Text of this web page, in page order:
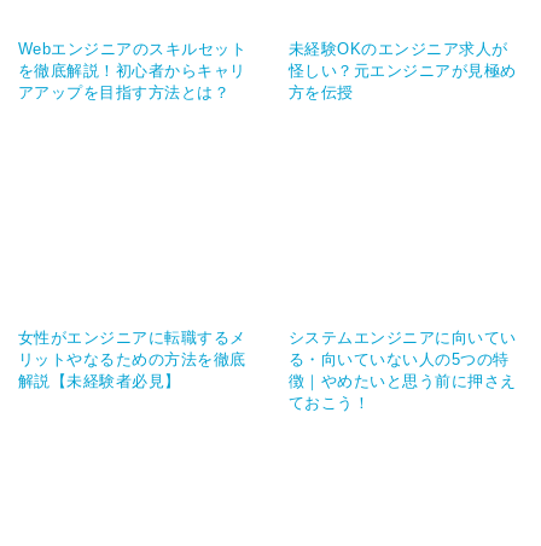
Webエンジニアのスキルセット
を徹底解説！初心者からキャリ
アアップを目指す方法とは？
未経験OKのエンジニア求人が
怪しい？元エンジニアが見極め
方を伝授
女性がエンジニアに転職するメ
リットやなるための方法を徹底
解説【未経験者必見】
システムエンジニアに向いてい
る・向いていない人の5つの特
徴｜やめたいと思う前に押さえ
ておこう！